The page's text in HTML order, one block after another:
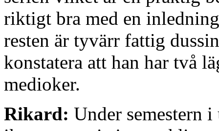
riktigt bra med en
resten är tyvärr fattig
konstatera att han har två
medioker.
Rikard: Under semestern